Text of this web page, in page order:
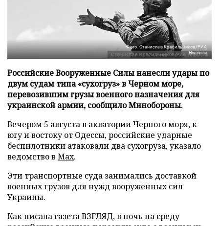
Фото: Станислав Красильников/РИА
Новости
Российские Вооруженные Силы нанесли удары по
двум судам типа «сухогруз» в Черном море,
перевозившим грузы военного назначения для
украинской армии, сообщило Минобороны.
Вечером 5 августа в акватории Черного моря, к
югу и востоку от Одессы, российские ударные
беспилотники атаковали два сухогруза, указало
ведомство в Max.
Эти транспортные суда занимались доставкой
военных грузов для нужд вооруженных сил
Украины.
Как писала газета ВЗГЛЯД, в ночь на среду